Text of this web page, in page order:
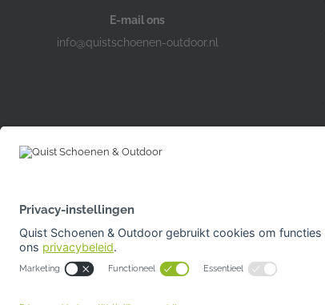
E-mail ons
info@quistschoenen-outdoor.nl